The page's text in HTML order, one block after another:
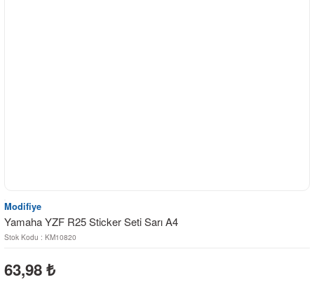
Modifiye
Yamaha YZF R25 Sticker Seti Sarı A4
Stok Kodu : KM10820
63,98 ₺